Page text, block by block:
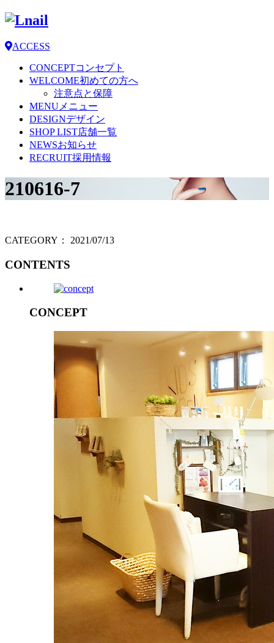
ACCESS
CONCEPTコンセプト
WELCOME初めての方へ
注意点と保障
MENU メニュー
DESIGNデザイン
SHOP LIST店舗一覧
NEWSお知らせ
RECRUIT採用情報
210616-7
CATEGORY： 2021/07/13
CONTENTS
CONCEPT